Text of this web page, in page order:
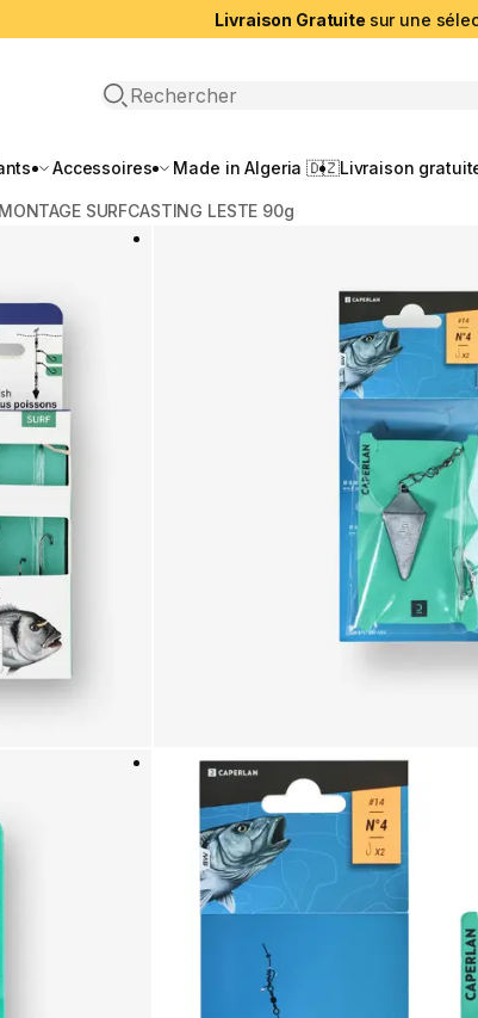
Livraison Gratuite sur une
Recherche ouverte
Accessoires Made in Algeria 🇩🇿Livraison
MONTAGE SURFCASTING LESTE 90g